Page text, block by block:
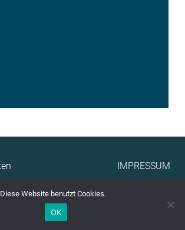
IMPRESSUM
Diese Website benutzt Cookies.
OK